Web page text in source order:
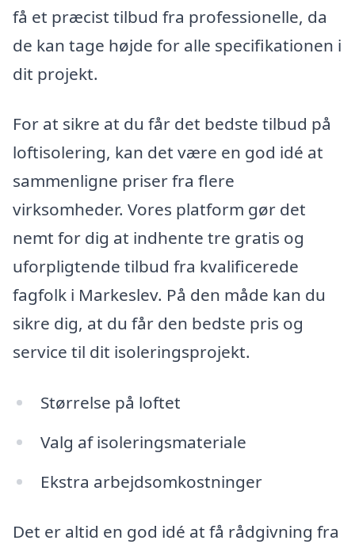
få et præcist tilbud fra professionelle, da
de kan tage højde for alle specifikationen i
dit projekt.
For at sikre at du får det bedste tilbud på
loftisolering, kan det være en god idé at
sammenligne priser fra flere
virksomheder. Vores platform gør det
nemt for dig at indhente tre gratis og
uforpligtende tilbud fra kvalificerede
fagfolk i Markeslev. På den måde kan du
sikre dig, at du får den bedste pris og
service til dit isoleringsprojekt.
Størrelse på loftet
Valg af isoleringsmateriale
Ekstra arbejdsomkostninger
Det er altid en god idé at få rådgivning fra